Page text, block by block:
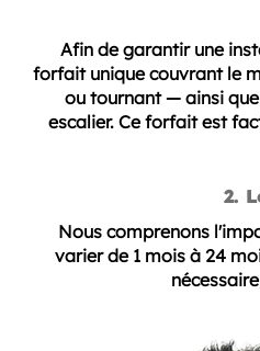
Afin de garantir une
forfait unique couvrant le
ou tournant — ainsi
escalier. Ce forfait est
2.
Nous comprenons
varier de 1 mois à 24